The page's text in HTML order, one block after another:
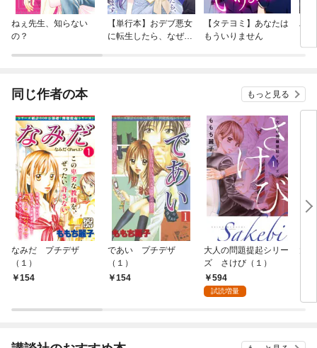
ねぇ先生、知らない
の？
【単行本】おデブ悪女
に転生したら、なぜか
【タテヨミ】あなたは
もういりません
バ
今
同じ作者の本 もっと見る
なみだ プチデザ
（１）
154
であい プチデザ
（１）
154
大人の問題提起シリー
ズ さけび（１）
594
試読増量